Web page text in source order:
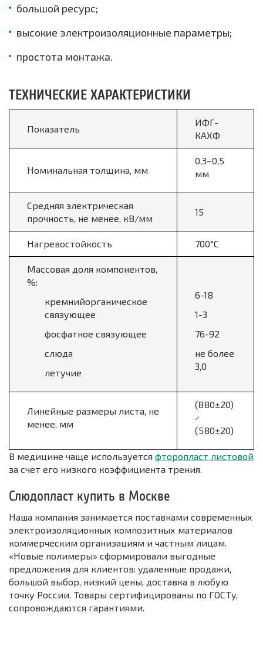
большой ресурс;
высокие электроизоляционные параметры;
простота монтажа.
ТЕХНИЧЕСКИЕ ХАРАКТЕРИСТИКИ
Показатель
ИФГ-
КАХФ
Номинальная толщина, мм
0,3–0,5
мм
Средняя электрическая
прочность, не менее, кВ/мм
15
Нагревостойкость 700°С
Массовая доля компонентов,
%:
кремнийорганическое
связующее
фосфатное связующее
слюда
летучие
6-18
1-3
76-92
не более
3,0
Линейные размеры листа, не
менее, мм
(880±20)
×
(580±20)
В медицине чаще используется фторопласт листовой
за счет его низкого коэффициента трения.
Слюдопласт купить в Москве
Наша компания занимается поставками современных
электроизоляционных композитных материалов
коммерческим организациям и частным лицам.
«Новые полимеры» сформировали выгодные
предложения для клиентов: удаленные продажи,
большой выбор, низкий цены, доставка в любую
точку России. Товары сертифицированы по ГОСТу,
сопровождаются гарантиями.